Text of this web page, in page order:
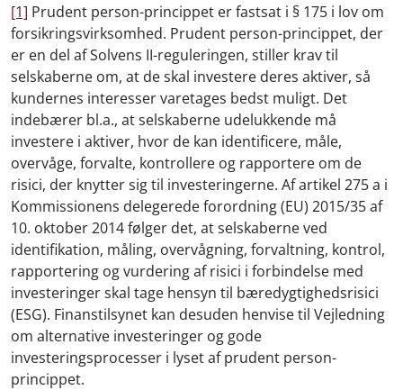
[1] Prudent person-princippet er fastsat i § 175 i lov om
forsikringsvirksomhed. Prudent person-princippet, der
er en del af Solvens II-reguleringen, stiller krav til
selskaberne om, at de skal investere deres aktiver, så
kundernes interesser varetages bedst muligt. Det
indebærer bl.a., at selskaberne udelukkende må
investere i aktiver, hvor de kan identificere, måle,
overvåge, forvalte, kontrollere og rapportere om de
risici, der knytter sig til investeringerne. Af artikel 275 a i
Kommissionens delegerede forordning (EU) 2015/35 af
10. oktober 2014 følger det, at selskaberne ved
identifikation, måling, overvågning, forvaltning, kontrol,
rapportering og vurdering af risici i forbindelse med
investeringer skal tage hensyn til bæredygtighedsrisici
(ESG). Finanstilsynet kan desuden henvise til Vejledning
om alternative investeringer og gode
investeringsprocesser i lyset af prudent person-
princippet.